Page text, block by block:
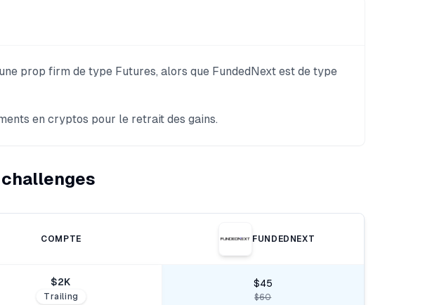
prop firm de type Futures, alors que FundedNext est de type
en cryptos pour le retrait des gains.
COMPTE FUNDEDNEXT
$2K
Trailing
$45
$60